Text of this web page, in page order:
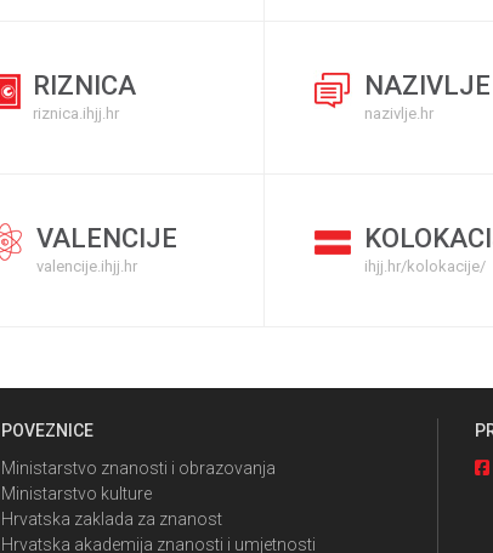
RIZNICA
riznica.ihjj.hr
NAZIVLJE
nazivlje.hr
VALENCIJE
valencije.ihjj.hr ihjj.hr/kolokacije/
POVEZNICE
Ministarstvo znanosti i obrazovanja
Ministarstvo kulture
Hrvatska zaklada za znanost
Hrvatska akademija znanosti i umjetnosti